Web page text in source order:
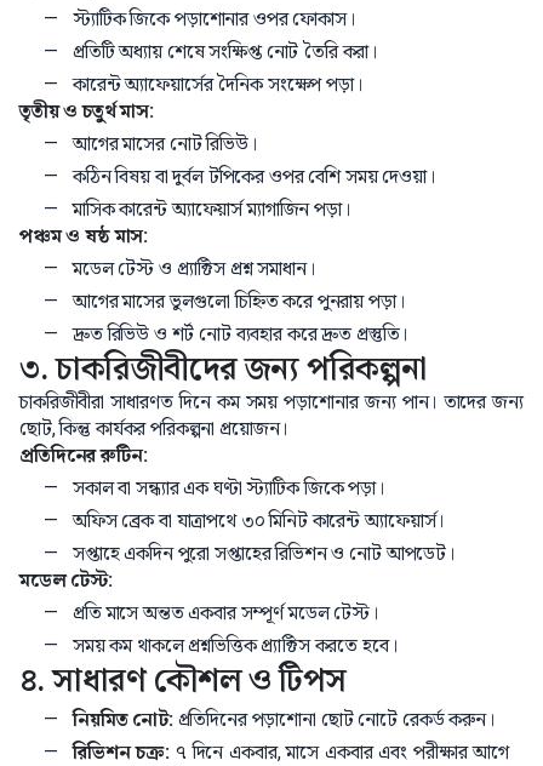
স্ট্যাটিক জিকে পড়াশোনার ওপর ফোকাস।
প্রতিটি অধ্যায় শেষে সংক্ষিপ্ত নোট তৈরি করা।
কারেন্ট অ্যাফেয়ার্সের দৈনিক সংক্ষেপ পড়া।
তৃতীয় ও চতুর্থ মাস:
আগের মাসের নোট রিভিউ।
কঠিন বিষয় বা দুর্বল টপিকের ওপর বেশি সময় দেওয়া।
মাসিক কারেন্ট অ্যাফেয়ার্স ম্যাগাজিন পড়া।
পঞ্চম ও ষষ্ঠ মাস:
মডেল টেস্ট ও প্র্যাক্টিস প্রশ্ন সমাধান।
আগের মাসের ভুলগুলো চিহ্নিত করে পুনরায় পড়া।
দ্রুত রিভিউ ও শর্ট নোট ব্যবহার করে দ্রুত প্রস্তুতি।
৩. চাকরিজীবীদের জন্য পরিকল্পনা
চাকরিজীবীরা সাধারণত দিনে কম সময় পড়াশোনার জন্য পান। তাদের জন্য
ছোট, কিন্তু কার্যকর পরিকল্পনা প্রয়োজন।
প্রতিদিনের রুটিন:
সকাল বা সন্ধ্যার এক ঘণ্টা স্ট্যাটিক জিকে পড়া।
অফিস ব্রেক বা যাত্রাপথে ৩০ মিনিট কারেন্ট অ্যাফেয়ার্স।
সপ্তাহে একদিন পুরো সপ্তাহের রিভিশন ও নোট আপডেট।
মডেল টেস্ট:
প্রতি মাসে অন্তত একবার সম্পূর্ণ মডেল টেস্ট।
সময় কম থাকলে প্রশ্নভিত্তিক প্র্যাক্টিস করতে হবে।
৪. সাধারণ কৌশল ও টিপস
নিয়মিত নোট:প্রতিদিনের পড়াশোনা ছোট নোটে রেকর্ড করুন।
রিভিশন চক্র:৭ দিনে একবার, মাসে একবার এবং পরীক্ষার আগে